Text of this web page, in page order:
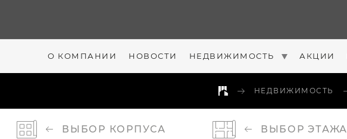
О КОМПАНИИ НОВОСТИ НЕДВИЖИМОСТЬ АКЦИИ
НЕДВИЖИМОСТЬ
ВЫБОР КОРПУСА ВЫБОРЭТАЖА